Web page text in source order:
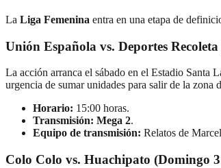
La Liga Femenina entra en una etapa de
Unión Española vs. Deportes
La acción arranca el sábado en el Estadio Santa
urgencia de sumar unidades para salir de la zona
Horario: 15:00 horas.
Transmisión: Mega 2.
Equipo de transmisión: Relatos de
Colo Colo vs. Huachipato (Domingo